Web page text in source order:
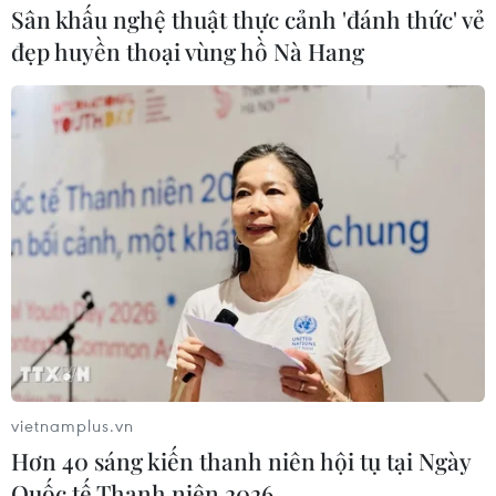
Đèo Khánh Lê sạt lở, giao thông Nha
Trang-Đà Lạt bị ách tắc
11/11/2021 07:13
Khối lượng đất đá bị sạt lở khoảng 9.000m3. Chi cục
Quản lý đường bộ 3 đã chỉ đạo nhà thầu tập trung
nhân lực, thiết bị máy móc để nhanh chóng khắc phục,
giải phóng ách tắc giao thông.
Sân khấu nghệ thuật thực cảnh 'đánh thức' vẻ
đẹp huyền thoại vùng hồ Nà Hang
vietnamplus.vn
Hơn 40 sáng kiến thanh niên hội tụ tại Ngày